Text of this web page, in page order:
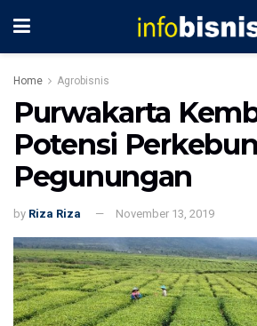
Home Agrobisnis
Purwakarta
Potensi
Pegunungan
by Riza Riza November 13, 2019